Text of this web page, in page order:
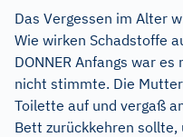
Das Vergessen im Alter
Wie wirken Schadstoffe
DONNER Anfangs war
nicht stimmte. Die
Toilette auf und vergaß
Bett zurückkehren